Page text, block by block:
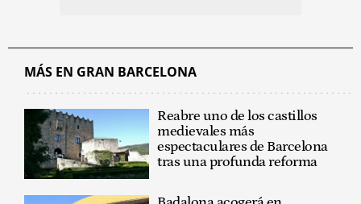
MÁS EN GRAN BARCELONA
Reabre uno de los castillos
medievales más
espectaculares de Barcelona
tras una profunda reforma